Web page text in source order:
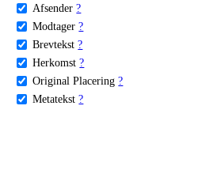
Afsender ?
Modtager ?
Brevtekst ?
Herkomst ?
Original Placering ?
Metatekst ?